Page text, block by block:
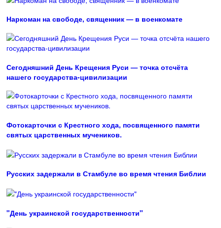
Наркоман на свободе, священник — в военкомате
Сегодняшний День Крещения Руси — точка отсчёта
нашего государства-цивилизации
Фотокарточки с Крестного хода, посвященного памяти
святых царственных мучеников.
Русских задержали в Стамбуле во время чтения Библии
"День украинской государственности"